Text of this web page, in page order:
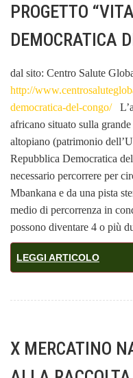
PROGETTO
DEMOCRATICA
dal sito: Centro Salute
http://
democratica-del-congo/
africano situato sulla
altopiano (patrimonio
Repubblica Democratica
necessario percorrere per
Mbankana e da una pista
medio di percorrenza in
possono diventare 4 o più
LEGGI ARTICOLO
X MERCATINO